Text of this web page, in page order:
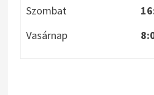
Szombat
Vasárnap